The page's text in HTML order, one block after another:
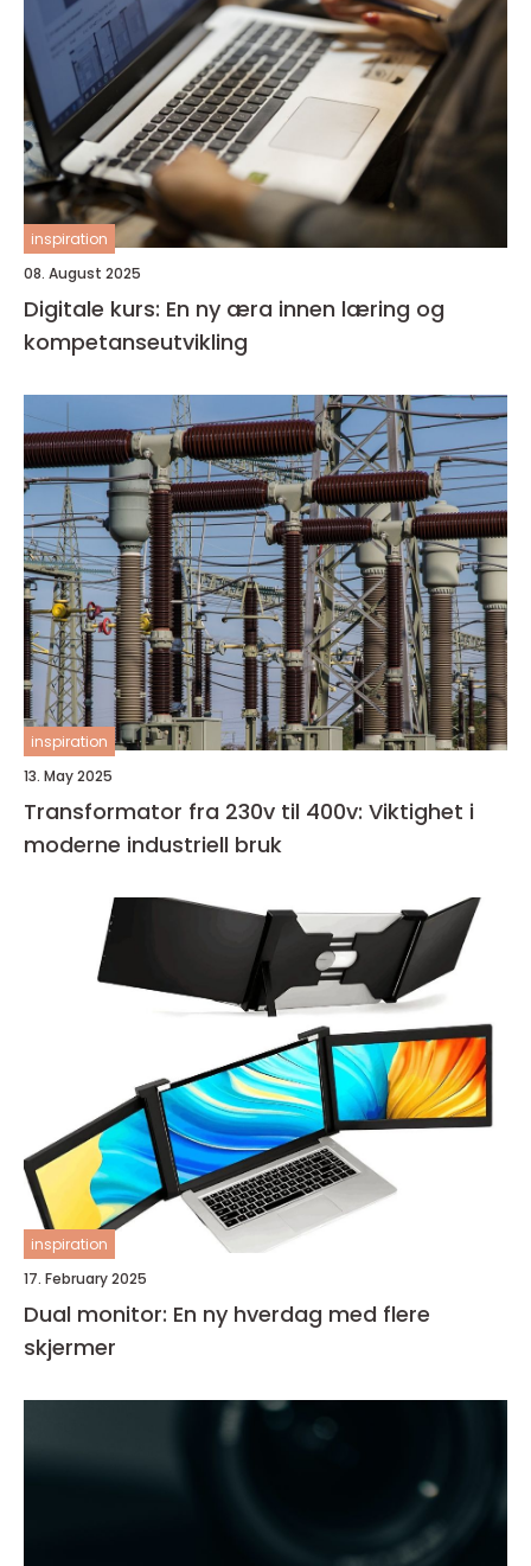
inspiration
08. August 2025
Digitale kurs: En ny æra innen læring og
kompetanseutvikling
inspiration
13. May 2025
Transformator fra 230v til 400v: Viktighet i
moderne industriell bruk
inspiration
17. February 2025
Dual monitor: En ny hverdag med flere
skjermer